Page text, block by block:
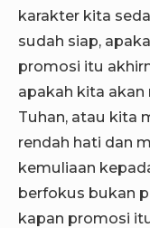
karakter kita
sudah siap,
promosi itu
apakah kita
Tuhan, atau kita
rendah hati dan
kemuliaan
berfokus bukan
kapan promosi